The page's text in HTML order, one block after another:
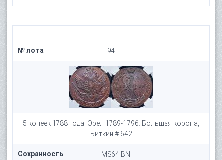
№ лота 94
5 копеек 1788 года. Орел 1789-1796. Большая корона,
Биткин # 642
Сохранность
MS64 BN